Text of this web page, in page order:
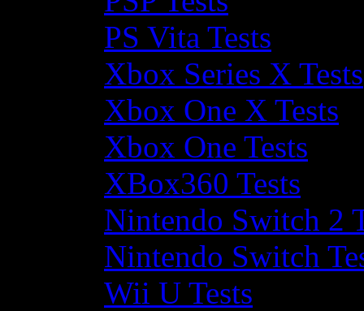
PS Vita Tests
Xbox Series X Tests
Xbox One X Tests
Xbox One Tests
XBox360 Tests
Nintendo Switch 2
Nintendo Switch
Wii U Tests